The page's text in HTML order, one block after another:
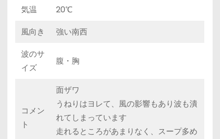
気温
20℃
風向き
強い南西
波のサ
イズ
腹・胸
コメン
ト
面ザワ
うねりはヨレて、風の影響もあり波も潰
れてしまっています
走れるところがあまりなく、スープ多め